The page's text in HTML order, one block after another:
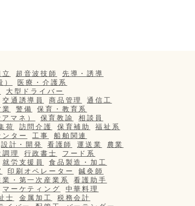
立 超音波技師
先導・誘導
医療・介護系
大型ドライバー
交通誘導員 商品管理
通信工
業 警備
保育・教育系
マネ） 保育教諭
相談員
荷 訪問介護 保育補助
福祉系
ンター 工事
船舶関連
設計・開発 看護師 運送業
農業
調理 行政書士
フード系
就労支援員
食品製造・加工
印刷オペレーター
鍼灸師
業・第一次産業系
看護助手
マーケティング
中華料理
士 金属加工
税務会計